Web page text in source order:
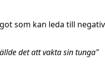
som kan leda till
det att vakta sin tunga"